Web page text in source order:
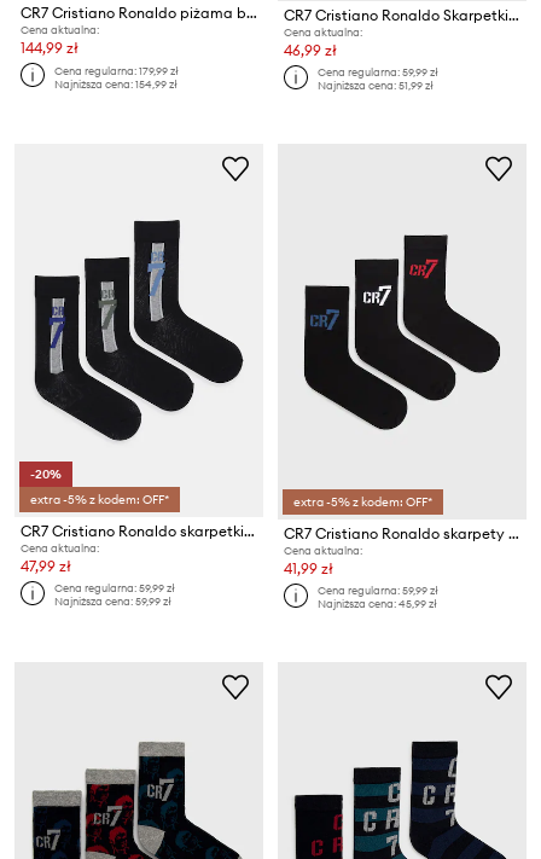
CR7 Cristiano Ronaldo piżama bawełniana dziecięca 2-pack
Cena aktualna:
144,99 zł
Cena regularna:179,99 zł
Najniższa cena:154,99 zł
CR7 Cristiano Ronaldo Skarpetki dziecięce (3-pack)
Cena aktualna:
46,99 zł
Cena regularna:59,99 zł
Najniższa cena:51,99 zł
-20%
extra -5% z kodem: OFF*
CR7 Cristiano Ronaldo skarpetki dziecięce 3-pack
Cena aktualna:
47,99 zł
Cena regularna:59,99 zł
Najniższa cena:59,99 zł
extra -5% z kodem: OFF*
CR7 Cristiano Ronaldo skarpety dziecięce 3-pack
Cena aktualna:
41,99 zł
Cena regularna:59,99 zł
Najniższa cena:45,99 zł